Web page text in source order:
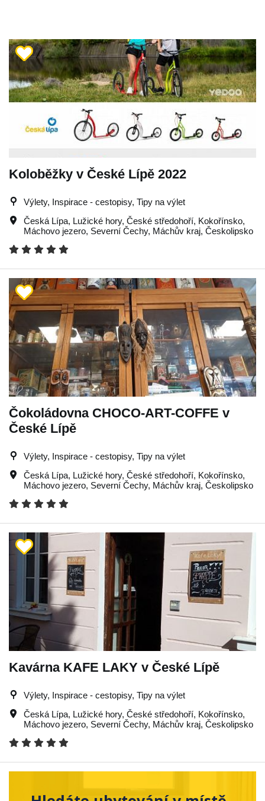
Koloběžky v České Lípě 2022
Výlety, Inspirace - cestopisy, Tipy na výlet
Česká Lípa, Lužické hory, České středohoří, Kokořínsko,
Máchovo jezero, Severní Čechy, Máchův kraj, Českolipsko
Čokoládovna CHOCO-ART-COFFE v
České Lípě
Výlety, Inspirace - cestopisy, Tipy na výlet
Česká Lípa, Lužické hory, České středohoří, Kokořínsko,
Máchovo jezero, Severní Čechy, Máchův kraj, Českolipsko
Kavárna KAFE LAKY v České Lípě
Výlety, Inspirace - cestopisy, Tipy na výlet
Česká Lípa, Lužické hory, České středohoří, Kokořínsko,
Máchovo jezero, Severní Čechy, Máchův kraj, Českolipsko